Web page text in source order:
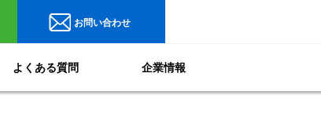
お問い合わせ
よくある質問 企業情報